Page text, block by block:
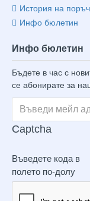
История на
Инфо бюлетин
Инфо бюлетин
Бъдете в час с
се абонирате за
Captcha
Въведете кода в
полето по-долу